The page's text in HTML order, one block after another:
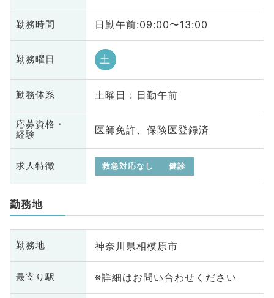
勤務時間 日勤午前:09:00〜13:00
勤務曜日 土
勤務体系 土曜日 : 日勤午前
応募資格・
経験
医師免許、保険医登録済
求人特徴 救急対応なし 健診
勤務地
勤務地 神奈川県相模原市
最寄り駅 ※詳細はお問い合わせください